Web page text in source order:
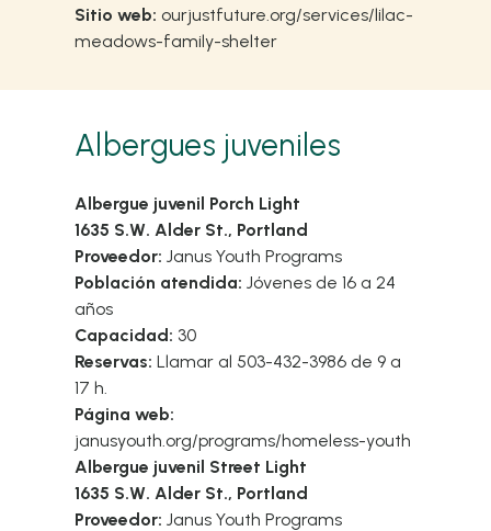
Sitio web: ourjustfuture.org/services/lilac-
meadows-family-shelter
Albergues juveniles
Albergue juvenil Porch Light
1635 S.W. Alder St., Portland
Proveedor: Janus Youth Programs
Población atendida: Jóvenes de 16 a 24
años
Capacidad: 30
Reservas: Llamar al 503-432-3986 de 9 a
17 h.
Página web:
janusyouth.org/programs/homeless-youth
Albergue juvenil Street Light
1635 S.W. Alder St., Portland
Proveedor: Janus Youth Programs